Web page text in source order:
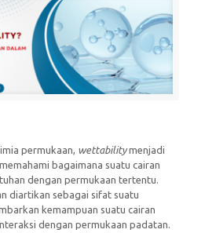
permukaan, wettabilitymenjadi
bagaimana suatu cairan
dengan permukaan tertentu.
diartikan sebagai sifat suatu
kemampuan suatu cairan
dengan permukaan padatan.